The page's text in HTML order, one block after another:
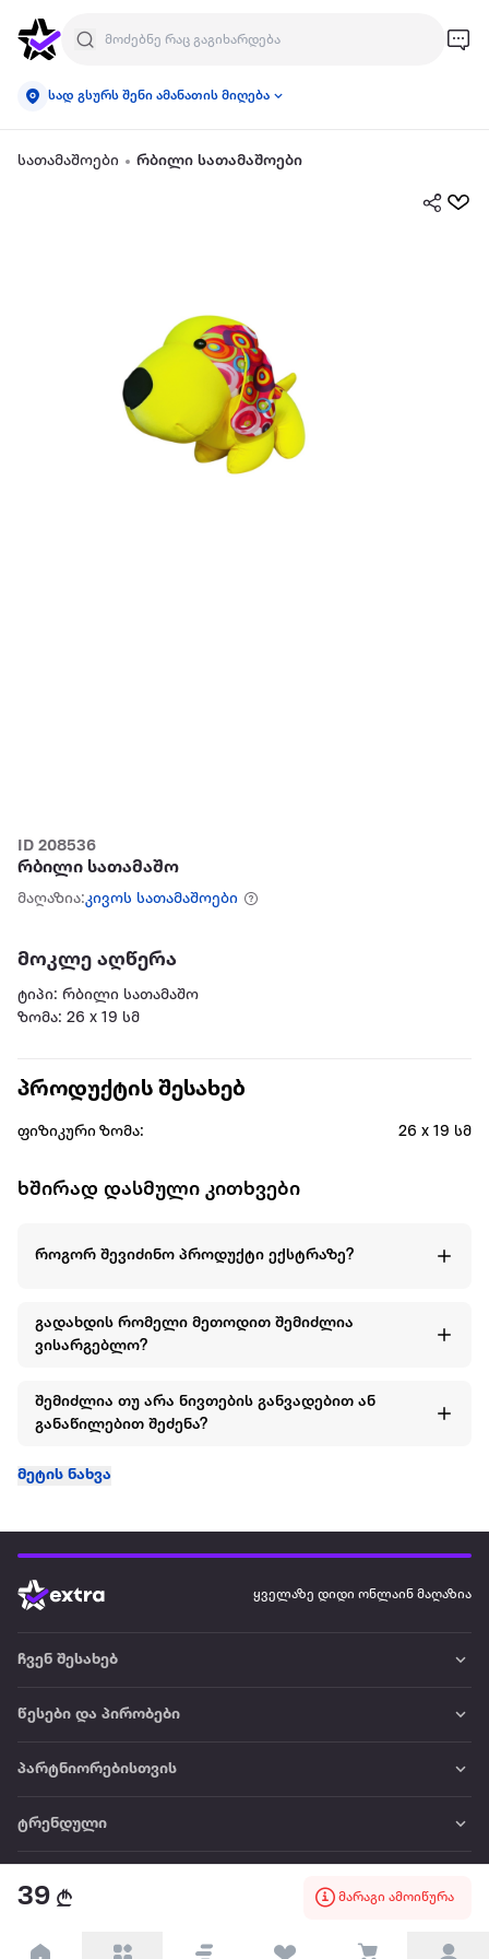
სად გსურს შენი ამანათის მიღება
სათამაშოები რბილი სათამაშოები
ID 208536
რბილი სათამაშო
მაღაზია:კივოს სათამაშოები
მოკლე აღწერა
ტიპი: რბილი სათამაშო
ზომა: 26 x 19 სმ
39 მარაგი ამოიწურა
პროდუქტის შესახებ
ფიზიკური ზომა: 26 x 19 სმ
ხშირად დასმული კითხვები
როგორ შევიძინო პროდუქტი ექსტრაზე?
გადახდის რომელი მეთოდით შემიძლია
ვისარგებლო?
შემიძლია თუ არა ნივთების განვადებით ან
განაწილებით შეძენა?
მეტის ნახვა
ყველაზე დიდი ონლაინ მაღაზია
ჩვენ შესახებ
წესები და პირობები
პარტნიორებისთვის
ტრენდული